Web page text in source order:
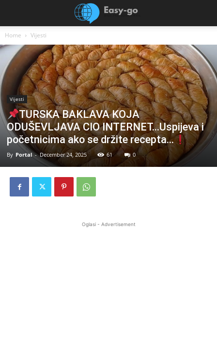
Home Vijesti
Vijesti
TURSKA BAKLAVA KOJA
ODUŠEVLJAVA CIO INTERNET…Uspijeva i
početnicima ako se držite recepta…
By Portal - December 24, 2025 61 0
Oglasi - Advertisement